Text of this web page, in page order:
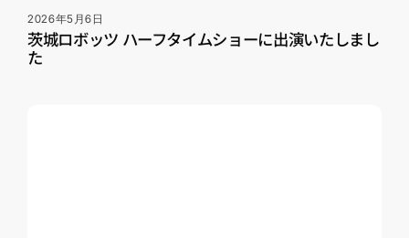
2026年5月6日
茨城ロボッツ ハーフタイムショーに出演いたしまし
た